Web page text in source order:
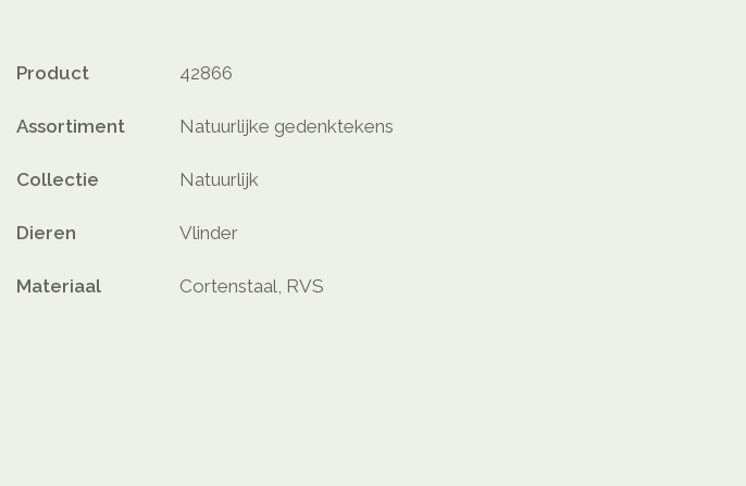
Product 42866
Assortiment Natuurlijke gedenktekens
Collectie Natuurlijk
Dieren Vlinder
Materiaal Cortenstaal, RVS